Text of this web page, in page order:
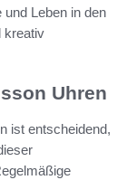
Leben in den
kreativ
Uhren
ist entscheidend,